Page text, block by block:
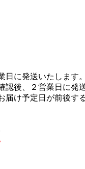
に発送いたします。
後、２営業日に発
け予定日が前後す